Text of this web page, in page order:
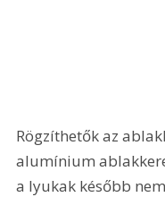
Rögzíthetők az
alumínium
a lyukak később